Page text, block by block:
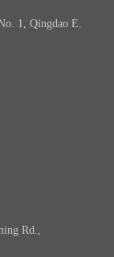
1, Qingdao E.
Rd.,